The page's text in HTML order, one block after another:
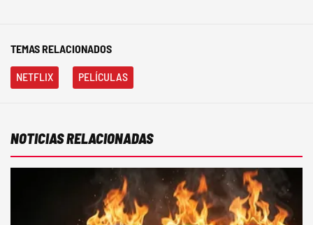
TEMAS RELACIONADOS
NETFLIX PELÍCULAS
NOTICIAS RELACIONADAS